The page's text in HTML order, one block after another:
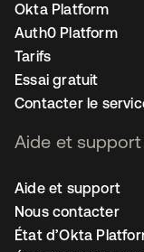
Okta Platform
Auth0 Platform
Tarifs
Essai gratuit
Contacter le
Aide et support
Aide et support
Nous contacter
État d’Okta